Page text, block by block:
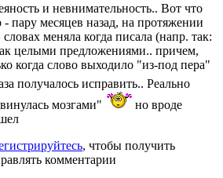
и невнимательность.. Вот что
- пару месяцев назад, на протяжении
меняла когда писала (напр. так:
целыми предложениями.. причем,
когда слово выходило "из-под пера"
получалось исправить.. Реально
мозгами"
но вроде
, чтобы получить
комментарии